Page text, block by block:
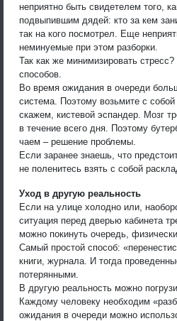
неприятно быть свидетелем того,
подвыпившим дядей: кто за кем
так на кого посмотрел. Еще
неминуемые при этом разборки.
Так как же минимизировать
способов.
Во время ожидания в очереди
система. Поэтому возьмите с собой
скажем, кистевой эспандер. Мозг
в течение всего дня. Поэтому
чаем – решение проблемы.
Если заранее знаешь, что
не поленитесь взять с собой
Уход в другую реальность
Если на улице холодно или,
ситуация перед дверью кабинета
можно покинуть очередь,
Самый простой способ:
книги, журнала. И тогда
потерянными.
В другую реальность можно
Каждому человеку необходим
ожидания в очереди можно